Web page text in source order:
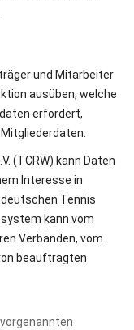
und Mitarbeiter
ausüben, welche
erfordert,
(TCRW) kann Daten
Interesse in
Tennis
kann vom
Verbänden, vom
beauftragten